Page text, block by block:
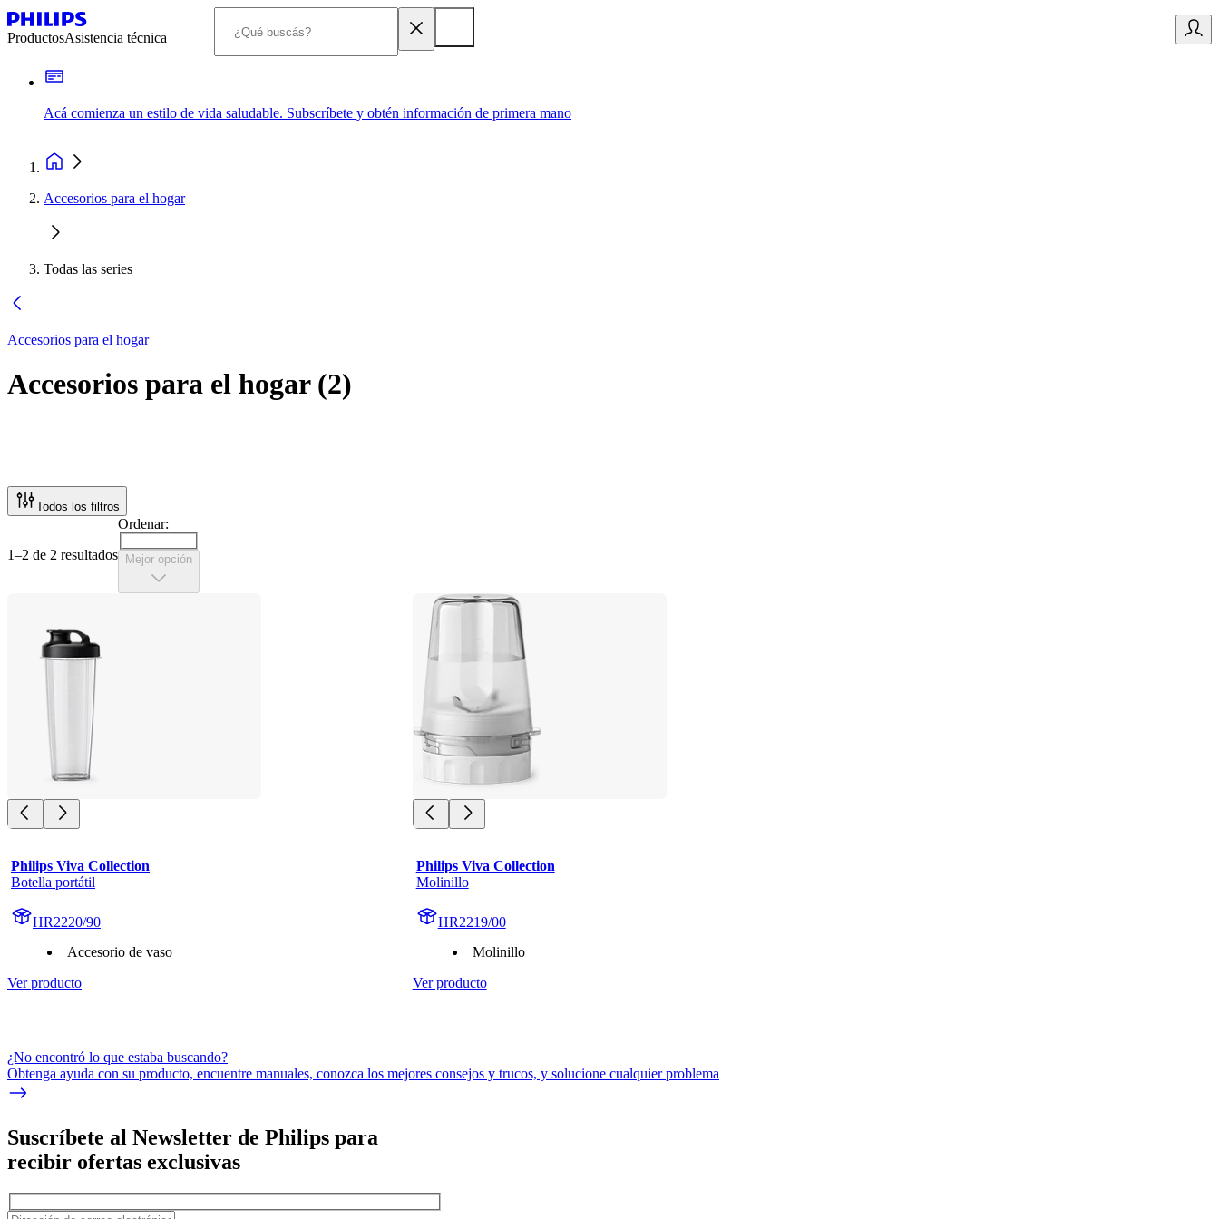
ProductosAsistencia técnica
Acá comienza un estilo de vida saludable. Subscríbete y obtén información de primera mano
Accesorios para el hogar
Todas las series
Accesorios para el hogar
Accesorios para el hogar(2)
Todos los filtros
1–2 de 2 resultados
Ordenar:
Mejor opción
Philips Viva Collection
Botella portátil
HR2220/90
Accesorio de vaso
Ver producto
Philips Viva Collection
Molinillo
HR2219/00
Molinillo
Ver producto
¿No encontró lo que estaba buscando?
Obtenga ayuda con su producto, encuentre manuales, conozca los mejores consejos y trucos, y solucione cualquier problema
Suscríbete al Newsletter de Philips para
recibir ofertas exclusivas